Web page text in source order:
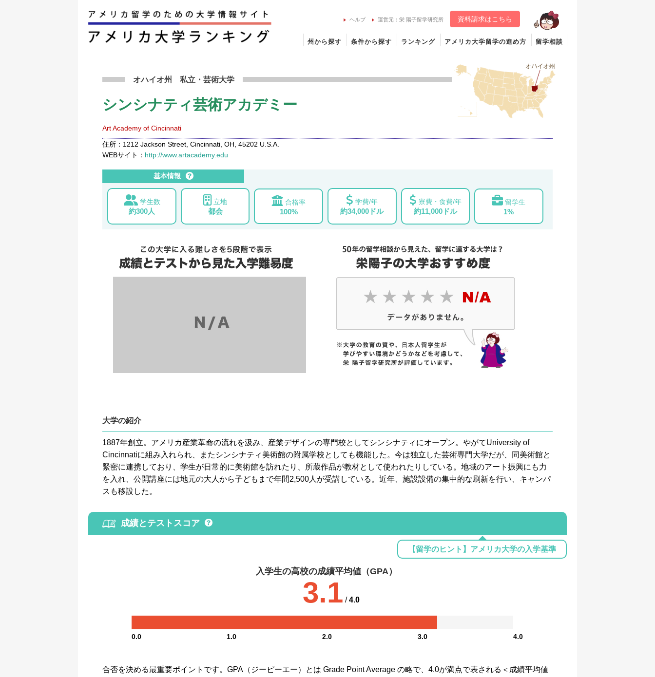
ヘルプ 運営元：栄 陽子留学研究所 資料請求はこちら
州から探す 条件から探す ランキング アメリカ大学留学の進め方 留学相談
オハイオ州私立 ・芸術大学
シンシナティ芸術アカデミー
Art Academy of Cincinnati
住所：1212 Jackson Street, Cincinnati, OH, 45202 U.S.A.
WEBサイト： http://www.artacademy.edu
基本情報
学生数
約300人
立地
都会
合格率
100%
学費/年
約34,000ドル
寮費・食費/年
約11,000ドル
留学生
1%
大学の紹介
1887年創立。アメリカ産業革命の流れを汲み、産業デザインの専門校としてシンシナティにオープン。やがてUniversity of
Cincinnatiに組み入れられ、またシンシナティ美術館の附属学校としても機能した。今は独立した芸術専門大学だが、同美術館と
緊密に連携しており、学生が日常的に美術館を訪れたり、所蔵作品が教材として使われたりしている。地域のアート振興にも力
を入れ、公開講座には地元の大人から子どもまで年間2,500人が受講している。近年、施設設備の集中的な刷新を行い、キャンパ
スも移設した。
成績とテストスコア
【留学のヒント】アメリカ大学の入学基準
入学生の高校の成績平均値（GPA）
3.1 /4.0
0.0 1.0 2.0 3.0 4.0
合否を決める最重要ポイントです。GPA（ジーピーエー）とは Grade Point Average の略で、4.0が満点で表される＜成績平均値